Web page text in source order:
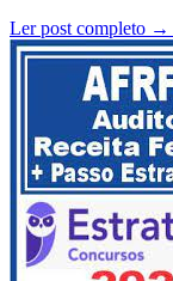
Ler post completo →